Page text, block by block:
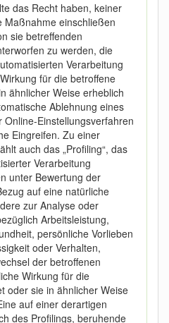
das Recht haben, keiner
einschließen
sie betreffenden
zu werden, die
Verarbeitung
für die betroffene
ähnlicher Weise erheblich
Ablehnung eines
Einstellungsverfahren
Eingreifen. Zu einer
auch das „Profiling“, das
Verarbeitung
unter Bewertung der
auf eine natürliche
zur Analyse oder
Arbeitsleistung,
persönliche Vorlieben
oder Verhalten,
der betroffenen
Wirkung für die
oder sie in ähnlicher Weise
auf einer derartigen
des Profilings, beruhende